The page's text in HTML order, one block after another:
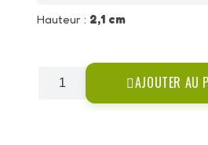
Hauteur : 2,1 cm
AJOUTER AU